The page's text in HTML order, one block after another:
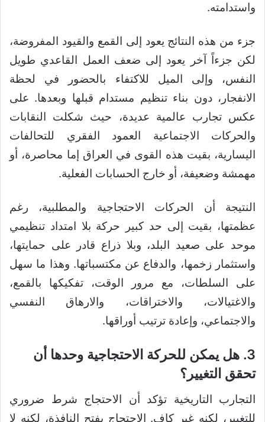
واستدامته.
جزء من هذه النتائج يعود إلى القمع والقيود المفروضة،
لكن جزءاً آخر يعود إلى ضعف العمل القاعدي طويل
النفس، وإلى الميل للاكتفاء بالحضور في لحظة
الانفجار، دون بناء تنظيم مستدام قبلها وبعدها. على
عكس تجارب عالمية عديدة، حيث شكلت النقابات
والحركات الاجتماعية العمود الفقري للتحالفات
اليسارية، بقيت هذه القوى في العراق إما محاصرة، أو
مهمشة وضعيفة، أو خارج الحسابات الفعلية.
النتيجة أن الحركات الاحتجاجية والمطلبية، رغم
عظمتها، بقيت إلى حد كبير حركة بلا امتداد تنظيمي
موحد على صعيد البلد، وبلا ذراع قادر على حمايتها،
واستثمار زخمها، والدفاع عن مكتسباتها. وهذا ما سهل
على السلطات، مع مرور الوقت، تفكيكها بالقمع،
والاغتيالات، والاختراقات، والارهاق النفسي
والاجتماعي، وإعادة ترتيب أوراقها.
3. هل يمكن للحركة الاحتجاجية وحدها أن
تحقق التغيير؟
التجارب التاريخية تؤكد أن الاحتجاج شرط ضروري
للتغيير، لكنه غير كافٍ. الاحتجاج يفتح النافذة، لكنه لا